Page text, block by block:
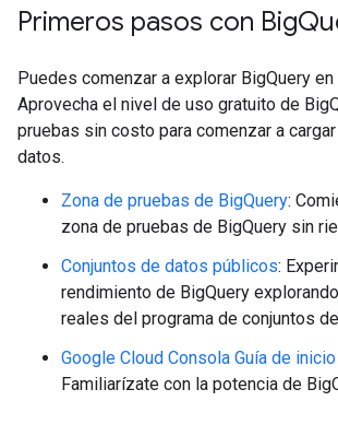
Primeros pasos con Big
Puedes comenzar a explorar BigQuery en
Aprovecha el nivel de uso gratuito de
pruebas sin costo para comenzar a
datos.
Zona de pruebas de BigQuery:
zona de pruebas de BigQuery sin
Conjuntos de datos públicos:
rendimiento de BigQuery
reales del programa de conjuntos
Google Cloud Consola Guía de
Familiarízate con la potencia de